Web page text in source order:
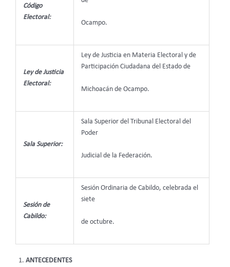
Código
Electoral:
Ocampo.
Ley de Justicia
Electoral:
Ley de Justicia en Materia Electoral y de
Participación Ciudadana del Estado de
Michoacán de Ocampo.
Sala Superior:
Sala Superior del Tribunal Electoral del
Poder
Judicial de la Federación.
Sesión de
Cabildo:
Sesión Ordinaria de Cabildo, celebrada el
siete
de octubre.
ANTECEDENTES